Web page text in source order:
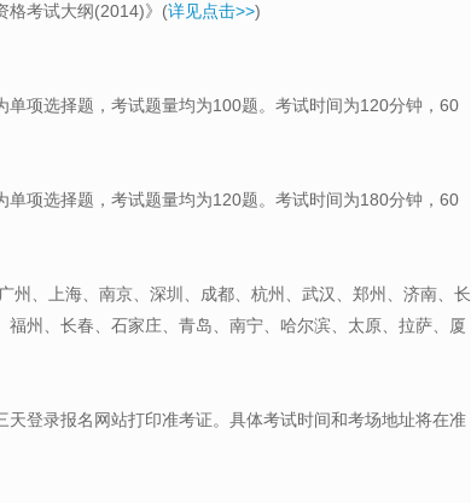
格考试大纲(2014)》(详见点击>>)
单项选择题，考试题量均为100题。考试时间为120分钟，60
单项选择题，考试题量均为120题。考试时间为180分钟，60
州、上海、南京、深圳、成都、杭州、武汉、郑州、济南、长
州、长春、石家庄、青岛、南宁、哈尔滨、太原、拉萨、厦
天登录报名网站打印准考证。具体考试时间和考场地址将在准